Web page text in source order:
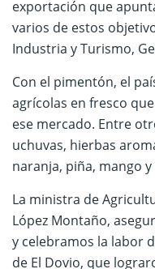
exportación que
varios de estos
Industria y Turismo,
Con el pimentón, el
agrícolas en fresco
ese mercado. Entre
uchuvas, hierbas
naranja, piña, mango
La ministra de
López Montaño,
y celebramos la labor
de El Dovio, que